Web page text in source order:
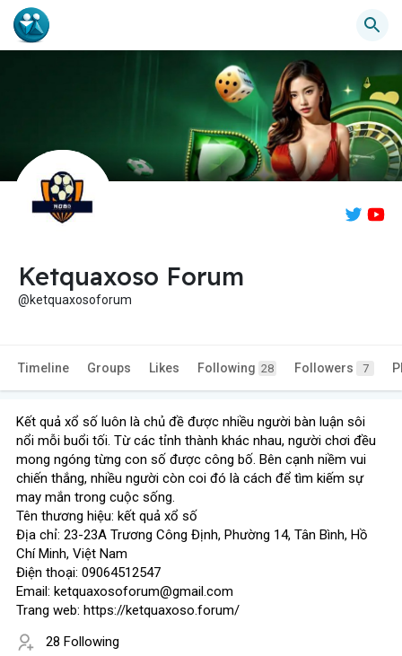
Ketquaxoso Forum
@ketquaxosoforum
Timeline Groups Likes Following 28 Followers 7
Kết quả xổ số luôn là chủ đề được nhiều người bàn luận sôi
nổi mỗi buổi tối. Từ các tỉnh thành khác nhau, người chơi đều
mong ngóng từng con số được công bố. Bên cạnh niềm vui
chiến thắng, nhiều người còn coi đó là cách để tìm kiếm sự
may mắn trong cuộc sống.
Tên thương hiệu: kết quả xổ số
Địa chỉ: 23-23A Trương Công Định, Phường 14, Tân Bình, Hồ
Chí Minh, Việt Nam
Điện thoại: 09064512547
Email: ketquaxosoforum@gmail.com
Trang web: https://ketquaxoso.forum/
28 Following